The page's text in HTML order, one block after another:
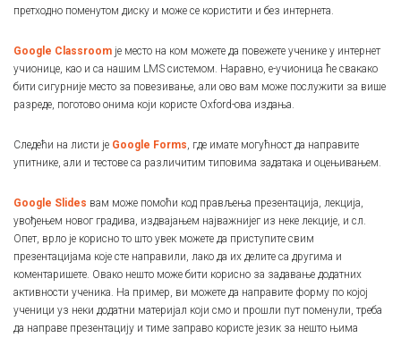
претходно поменутом диску и може се користити и без интернета.
Google Classroom је место на ком можете да повежете ученике у интернет
учионице, као и са нашим LMS системом. Наравно, е-учионица ће свакако
бити сигурније место за повезивање, али ово вам може послужити за више
разреде, поготово онима који користе Oxford-ова издања.
Следећи на листи је Google Forms, где имате могућност да направите
упитнике, али и тестове са различитим типовима задатака и оцењивањем.
Google Slides вам може помоћи код прављења презентација, лекција,
увођењем новог градива, издвајањем најважнијег из неке лекције, и сл.
Опет, врло је корисно то што увек можете да приступите свим
презентацијама које сте направили, лако да их делите са другима и
коментаришете. Овако нешто може бити корисно за задавање додатних
активности ученика. На пример, ви можете да направите форму по којој
ученици уз неки додатни материјал који смо и прошли пут поменули, треба
да направе презентацију и тиме заправо користе језик за нешто њима